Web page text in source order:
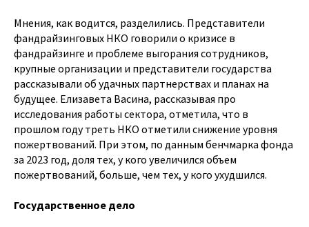
Мнения, как водится, разделились. Представители
фандрайзинговых НКО говорили о кризисе в
фандрайзинге и проблеме выгорания сотрудников,
крупные организации и представители государства
рассказывали об удачных партнерствах и планах на
будущее. Елизавета Васина, рассказывая про
исследования работы сектора, отметила, что в
прошлом году треть НКО отметили снижение уровня
пожертвований. При этом, по данным бенчмарка фонда
за 2023 год, доля тех, у кого увеличился объем
пожертвований, больше, чем тех, у кого ухудшился.
Государственное дело